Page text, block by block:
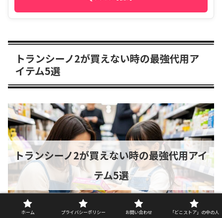
トランシーノ2が買えない時の最強代用ア
イテム5選
トランシーノ2が買えない時の最強代用アイ
テム5選
ホーム プライバシーポリシー お問い合わせ 「どこストア」の中の人